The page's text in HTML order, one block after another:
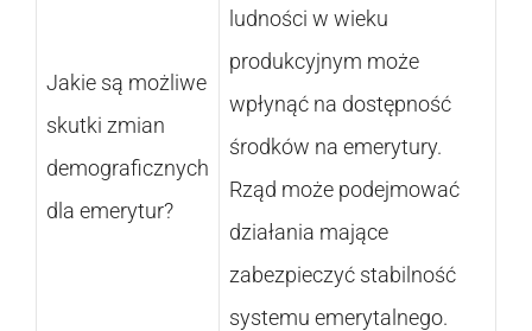
Jakie są możliwe
skutki zmian
demograficznych
dla emerytur?
ludności w wieku
produkcyjnym może
wpłynąć na dostępność
środków na emerytury.
Rząd może podejmować
działania mające
zabezpieczyć stabilność
systemu emerytalnego.